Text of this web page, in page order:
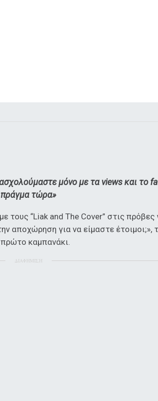
μόνο με τα views και το
πράγμα τώρα»
“Liak and The Cover” στις πρόβες
αποχώρηση για να είμαστε έτοιμοι;»,
καμπανάκι.
ΔΙΑΦΗΜΙΣΗ